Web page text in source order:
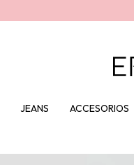
JEANS ACCESORIOS